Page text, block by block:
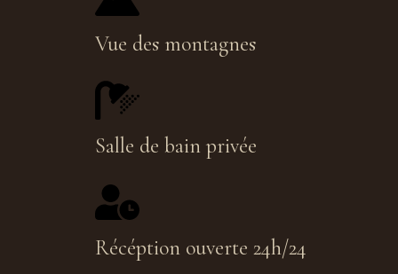
Vue des montagnes
Salle de bain privée
Récéption ouverte 24h/24